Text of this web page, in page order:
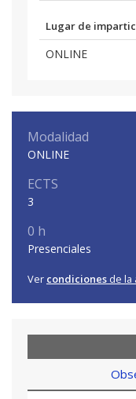
Lugar de
ONLINE
Modalidad
ONLINE
ECTS
3
0 h
Presenciales
Ver condiciones de la